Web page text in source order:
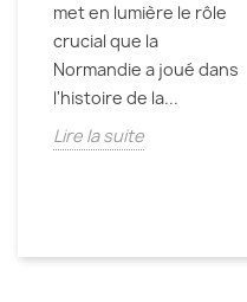
met en lumière le rôle
crucial que la
Normandie a joué dans
l'histoire de la...
Lire la suite